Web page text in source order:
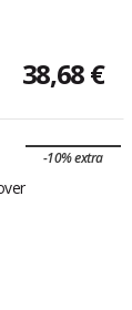
38,68 €
-10% extra